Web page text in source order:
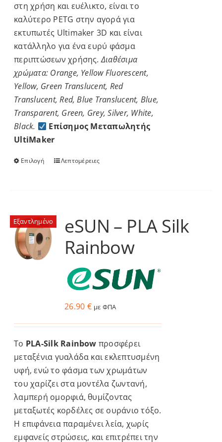
προϊόντος
στη χρήση και ευέλικτο, είναι το
καλύτερο PETG στην αγορά για
εκτυπωτές Ultimaker 3D και είναι
κατάλληλο για ένα ευρύ φάσμα
περιπτώσεων χρήσης.Διαθέσιμα
χρώματα: Orange, Yellow Fluorescent,
Yellow, Green Translucent, Red
Translucent, Red, Blue Translucent, Blue,
Transparent, Green, Grey, Silver, White,
Black.
Επίσημος Μεταπωλητής
UltiMaker
Επιλογή
Αυτό
πολλαπλές
παραλλαγές.
επιλογές
μπορούν
στη
σελίδα
προϊόντος
Λεπτομέρειες
Εξαντλημένο
eSUN – PLA Silk
Rainbow
26.90 € με ΦΠΑ
Το PLA-Silk Rainbow προσφέρει
μεταξένια γυαλάδα και εκλεπτυσμένη
υφή, ενώ το φάσμα των χρωμάτων
του χαρίζει στα μοντέλα ζωντανή,
λαμπερή ομορφιά, θυμίζοντας
μεταξωτές κορδέλες σε ουράνιο τόξο.
Η επιφάνεια παραμένει λεία, χωρίς
εμφανείς στρώσεις, και επιτρέπει την